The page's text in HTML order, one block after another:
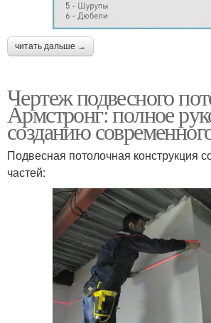
читать дальше →
Чертеж подвесного
Армстронг: полное
созданию
Подвесная потолочная конструкция
частей: